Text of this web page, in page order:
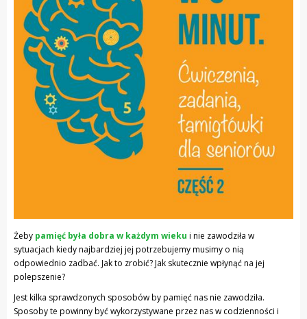
Żeby pamięć była dobra w każdym wieku i nie zawodziła w
sytuacjach kiedy najbardziej jej potrzebujemy musimy o nią
odpowiednio zadbać. Jak to zrobić? Jak skutecznie wpłynąć na jej
polepszenie?
Jest kilka sprawdzonych sposobów by pamięć nas nie zawodziła.
Sposoby te powinny być wykorzystywane przez nas w codzienności i